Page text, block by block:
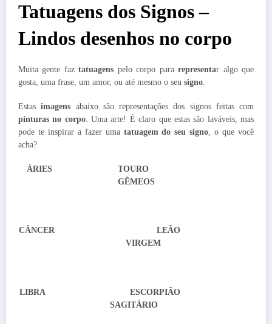
Tatuagens dos Signos –
Lindos desenhos no corpo
Muita gente faztatuagens pelo corpo pararepresentar algo que
gosta, uma frase, um amor, ou até mesmo o seu signo
Estas imagens abaixo são representações dos signos feitas com
pinturas no corpo. Uma arte! É claro que estas são laváveis, mas
pode te inspirar a fazer uma tatuagem do seu signo , o que você
acha?
ÁRIES TOURO
GÊMEOS
CÂNCER LEÃO
VIRGEM
LIBRA ESCORPIÃO
SAGITÁRIO